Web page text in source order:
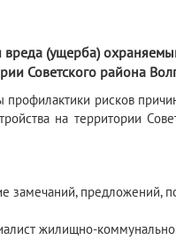
(ущерба)
Советского района
рисков
на территории
замечаний, предложений,
жилищно-